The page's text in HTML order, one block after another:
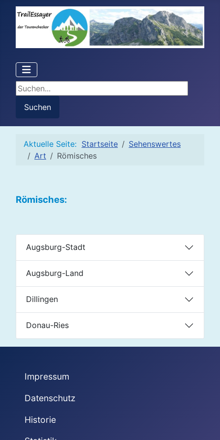
Suchen...
Suchen
Aktuelle Seite: Startseite
Sehenswertes
Art
Römisches
Römisches:
Augsburg-Stadt
Augsburg-Land
Dillingen
Donau-Ries
Impressum
Datenschutz
Historie